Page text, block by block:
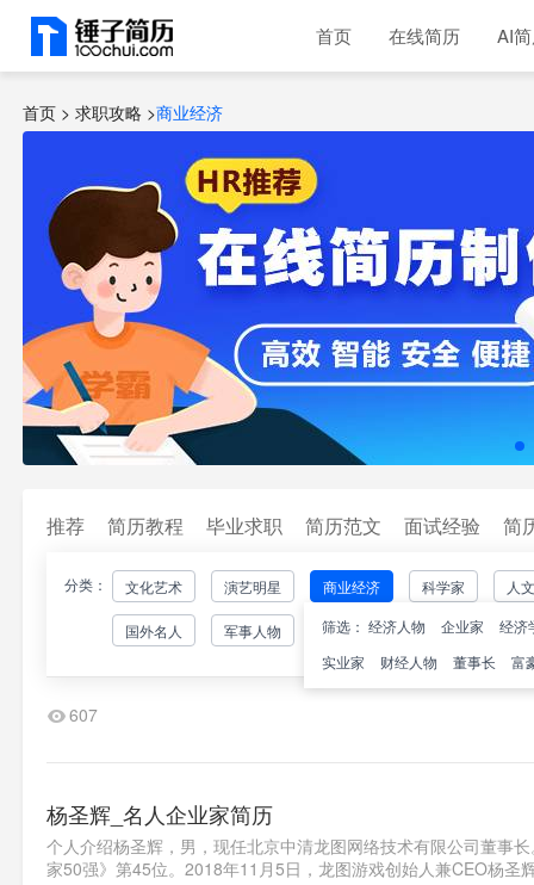
首页 在线简历 AI
首页 > 求职攻略 >商业经济
推荐 简历教程 毕业求职 简历范文 面试经验 简
分类： 文化艺术 演艺明星
商业经济
筛选： 经济人物 企业家
经济
实业家
财经人物 董事长 富
科学家 人
国外名人 军事人物
余建军（CEO）_名人企业家简历
个人介绍余建军，连环创业者。现任喜马拉雅FM联合创始人兼
吧、虚拟世界项目那里世界。2012年开始将注意力转移到移动
607
杨圣辉_名人企业家简历
个人介绍杨圣辉，男，现任北京中清龙图网络技术有限公司董事
家50强》第45位。2018年11月5日，龙图游戏创始人兼CEO杨圣